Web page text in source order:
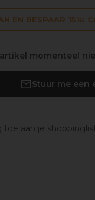
EN BESPAAR 15%:
momenteel
Stuur me een
toe aan je